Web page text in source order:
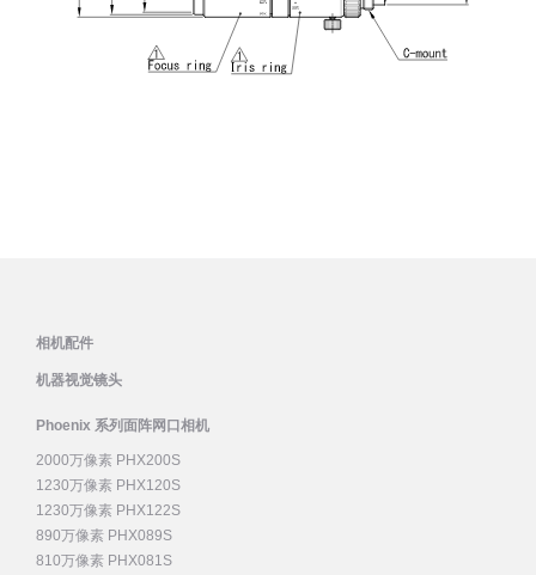
相机配件
机器视觉镜头
Phoenix 系列面阵网口相机
2000万像素 PHX200S
1230万像素 PHX120S
1230万像素 PHX122S
890万像素 PHX089S
810万像素 PHX081S